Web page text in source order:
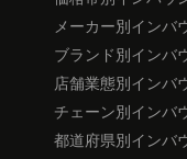
メーカー別インバ
ブランド別インバ
店舗業態別インバ
チェーン別インバ
都道府県別インバ